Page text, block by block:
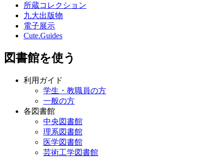
所蔵コレクション
九大出版物
電子展示
Cute.Guides
図書館を使う
利用ガイド
学生・教職員の方
一般の方
各図書館
中央図書館
理系図書館
医学図書館
芸術工学図書館